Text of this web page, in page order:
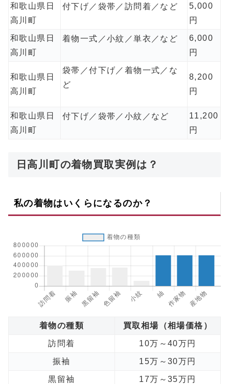
和歌山県日
高川町
付下げ／袋帯／訪問着／など
5,000
円
和歌山県日
高川町
着物一式／小紋／単衣／など
6,000
円
和歌山県日
高川町
袋帯／付下げ／着物一式／な
ど
8,200
円
和歌山県日
高川町
付下げ／袋帯／小紋／など
11,200
円
日高川町の着物買取実例は？
私の着物はいくらになるのか？
着物の種類 買取相場（相場価格）
訪問着 10万～40万円
振袖 15万～30万円
黒留袖 17万～35万円